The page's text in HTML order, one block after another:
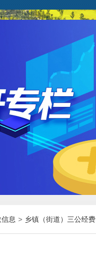
息 > 乡镇（街道）三公经费